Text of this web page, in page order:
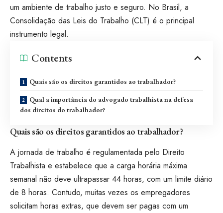
um ambiente de trabalho justo e seguro. No Brasil, a
Consolidação das Leis do Trabalho (CLT) é o principal
instrumento legal.
Contents
Quais são os direitos garantidos ao trabalhador?
Qual a importância do advogado trabalhista na defesa
dos direitos do trabalhador?
Quais são os direitos garantidos ao trabalhador?
A jornada de trabalho é regulamentada pelo Direito
Trabalhista e estabelece que a carga horária máxima
semanal não deve ultrapassar 44 horas, com um limite diário
de 8 horas. Contudo, muitas vezes os empregadores
solicitam horas extras, que devem ser pagas com um